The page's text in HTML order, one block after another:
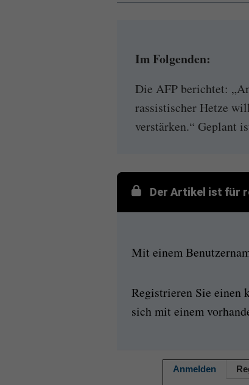
Im Folgenden:
Die AFP berichtet:
rassistischer Hetze
verstärken.“ Geplant
Der Artikel ist für
Mit einem
Registrieren Sie einen
sich mit einem
Anmelden